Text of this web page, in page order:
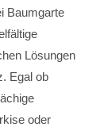
Baumgarte
Lösungen
Egal ob
oder